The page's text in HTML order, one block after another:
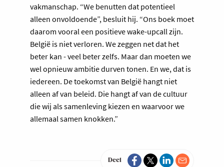
vakmanschap. “We benutten dat potentieel
alleen onvoldoende”, besluit hij. “Ons boek moet
daarom vooral een positieve wake-upcall zijn.
België is niet verloren. We zeggen net dat het
beter kan - veel beter zelfs. Maar dan moeten we
wel opnieuw ambitie durven tonen. En we, dat is
iedereen. De toekomst van België hangt niet
alleen af van beleid. Die hangt af van de cultuur
die wij als samenleving kiezen en waarvoor we
allemaal samen knokken.”
Deel